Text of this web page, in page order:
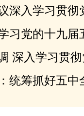
深入学习贯
习党的十九
深入学习贯
统筹抓好五